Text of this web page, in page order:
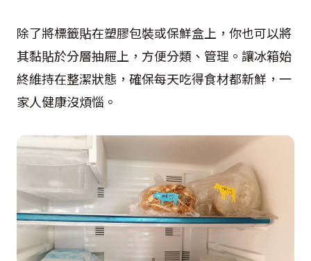
除了將標籤貼在塑膠包裝或保鮮盒上，你也可以將
其黏貼於分層抽屜上，方便分類、管理。讓冰箱始
終維持在整潔狀態，確保每天吃得食材都新鮮，一
家人健康沒煩惱。